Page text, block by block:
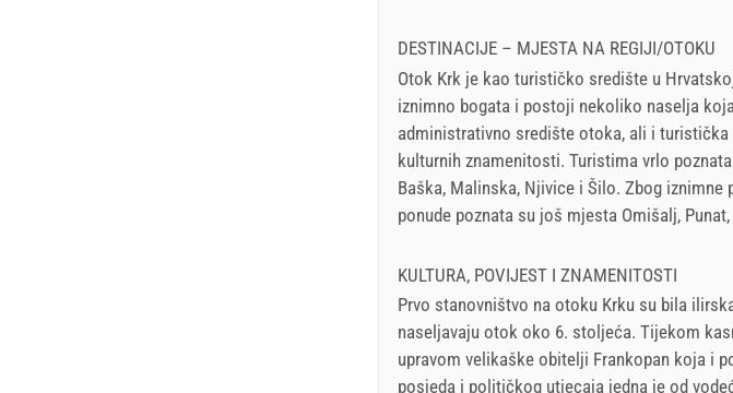
DESTINACIJE – MJESTA NA REGIJI/OTOKU
Otok Krk je kao turističko središte u
iznimno bogata i postoji nekoliko naselja
administrativno središte otoka, ali i
kulturnih znamenitosti. Turistima vrlo
Baška, Malinska, Njivice i Šilo. Zbog
ponude poznata su još mjesta Omišalj,
KULTURA, POVIJEST I ZNAMENITOSTI
Prvo stanovništvo na otoku Krku su bila
naseljavaju otok oko 6. stoljeća. Tijekom
upravom velikaške obitelji Frankopan koja i
posjeda i političkog utjecaja jedna je od